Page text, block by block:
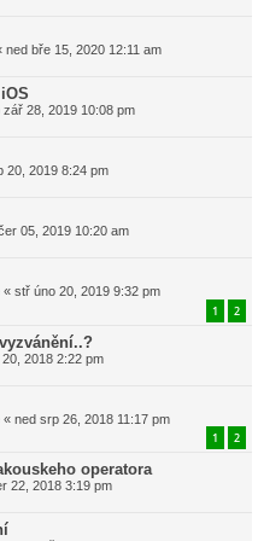
ned bře 15, 2020 12:11 am
zář 28, 2019 10:08 pm
20, 2019 8:24 pm
05, 2019 10:20 am
« stř úno 20, 2019 9:32 pm
1 2
2018 2:22 pm
« ned srp 26, 2018 11:17 pm
1 2
operatora
22, 2018 3:19 pm